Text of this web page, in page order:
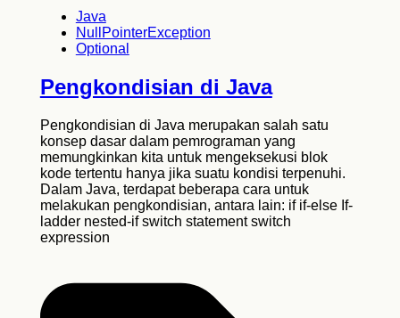
Java
NullPointerException
Optional
Pengkondisian di Java
Pengkondisian di Java merupakan salah satu
konsep dasar dalam pemrograman yang
memungkinkan kita untuk mengeksekusi blok
kode tertentu hanya jika suatu kondisi terpenuhi.
Dalam Java, terdapat beberapa cara untuk
melakukan pengkondisian, antara lain: if if-else If-
ladder nested-if switch statement switch
expression